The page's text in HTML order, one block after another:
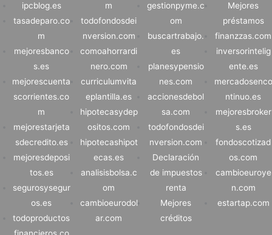
ipcblog.es
tasadeparo.co
m
mejoresbanco
s.es
mejorescuenta
scorrientes.co
m
mejorestarjeta
sdecredito.es
mejoresdeposi
tos.es
segurosysegur
os.es
todoproductos
m
todofondosdei
nversion.com
comoahorrardi
nero.com
curriculumvita
eplantilla.es
hipotecasydep
ositos.com
hipotecashipot
ecas.es
analisisbolsa.c
om
cambioeurodol
ar.com
gestionpyme.c
om
buscartrabajo.
es
planesypensio
nes.com
accionesdebol
sa.com
todofondosdei
nversion.com
Declaración
de impuestos
renta
Mejores
créditos
Mejores
préstamos
finanzzas.com
inversorintelig
ente.es
mercadosenco
ntinuo.es
mejoresbroker
s.es
fondoscotizad
os.com
cambioeuroye
n.com
estartap.com